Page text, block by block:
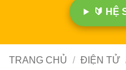
🔰 HỆ
TRANG CHỦ / ĐIỆN TỬ